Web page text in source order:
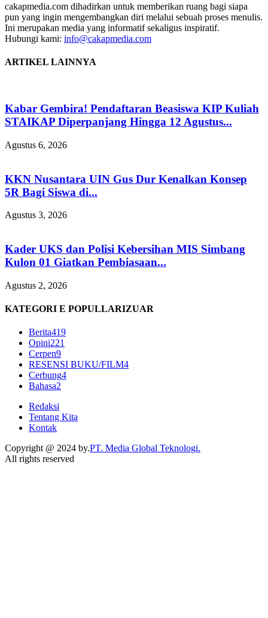
cakapmedia.com dihadirkan untuk memberikan ruang bagi siapa
pun yang ingin mengembangkan diri melalui sebuah proses menulis.
Ini merupakan media yang informatif sekaligus inspiratif.
Hubungi kami: info@cakapmedia.com
ARTIKEL LAINNYA
Kabar Gembira! Pendaftaran Beasiswa KIP Kuliah
STAIKAP Diperpanjang Hingga 12 Agustus...
Agustus 6, 2026
KKN Nusantara UIN Gus Dur Kenalkan Konsep
5R Bagi Siswa di...
Agustus 3, 2026
Kader UKS dan Polisi Kebersihan MIS Simbang
Kulon 01 Giatkan Pembiasaan...
Agustus 2, 2026
KATEGORI E POPULLARIZUAR
Berita419
Opini221
Cerpen9
RESENSI BUKU/FILM4
Cerbung4
Bahasa2
Redaksi
Tentang Kita
Kontak
Copyright @ 2024 by.PT. Media Global Teknologi.
All rights reserved